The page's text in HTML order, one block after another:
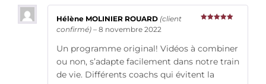
Hélène MOLINIER ROUARD (client
confirmé) – 8 novembre 2022
Un programme original! Vidéos à combiner
ou non, s’adapte facilement dans notre train
de vie. Différents coachs qui évitent la